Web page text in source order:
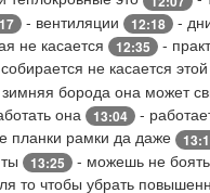
- вентиляции 12:18 -
не касается 12:35 -
не касается этой
борода она может
она
13:04 -
планки рамки да даже
13:25 - можешь не
то чтобы убрать